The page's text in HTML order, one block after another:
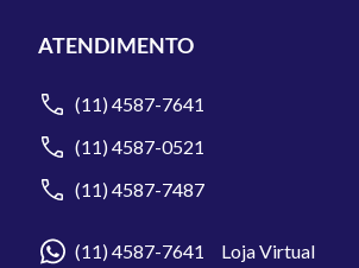
ATENDIMENTO
(11) 4587-7641
(11) 4587-0521
(11) 4587-7487
(11) 4587-7641 Loja Virtual